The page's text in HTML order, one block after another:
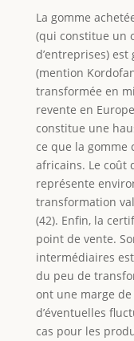
La gomme
(qui constitue un
d’entreprises)
(mention
transformée en
revente en
constitue une
ce que la gomme
africains. Le coût
représente
transformation
(42). Enfin, la
point de vente.
intermédiaires
du peu de
ont une marge
d’éventuelles
cas pour les